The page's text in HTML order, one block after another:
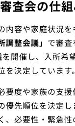
査会の仕
内容や家庭状況を
整会議」 で審査
を開催し、入所希
決定しています。
要度や家族の支
優先順位を決定し
、必要性・緊急性